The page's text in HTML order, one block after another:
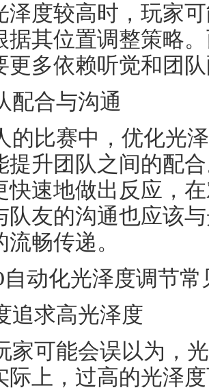
泽度较高时，玩家
据其位置调整策略
更多依赖听觉和团
配合与沟通
的比赛中，优化光
提升团队之间的配
快速地做出反应，
队友的沟通也应该
畅传递。
自动化光泽度调节常
追求高光泽度
家可能会误以为，
际上，过高的光泽